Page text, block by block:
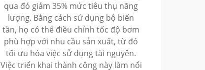
qua đó giảm 35% mức tiêu thụ năng
lượng. Bằng cách sử dụng bộ biến
tần, họ có thể điều chỉnh tốc độ bơm
phù hợp với nhu cầu sản xuất, từ đó
tối ưu hóa việc sử dụng tài nguyên.
Việc triển khai thành công này làm nổi